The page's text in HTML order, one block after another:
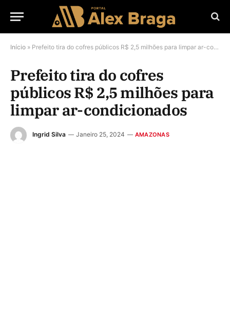
Início » Prefeito tira do cofres públicos R$ 2,5 milhões para limpar ar-condicionados
Prefeito tira do cofres
públicos R$ 2,5 milhões para
limpar ar-condicionados
Ingrid Silva Janeiro 25, 2024 AMAZONAS